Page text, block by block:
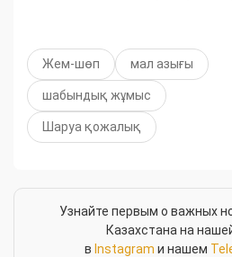
Жем-шөп мал азығы
шабындық жұмыс
Шаруа қожалық
Узнайте первым о важных
Казахстана на
в Instagram и нашем